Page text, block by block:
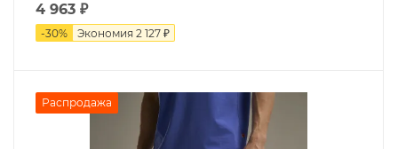
4 963 ₽
-30% Экономия 2 127 ₽
Распродажа